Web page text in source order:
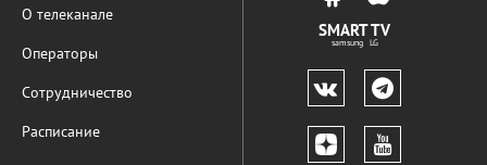
О телеканале
Операторы
Сотрудничество
Расписание
SMART TV
samsung LG